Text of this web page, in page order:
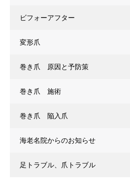
ビフォーアフター
変形爪
巻き爪 原因と予防策
巻き爪 施術
巻き爪 陥入爪
海老名院からのお知らせ
足トラブル、爪トラブル